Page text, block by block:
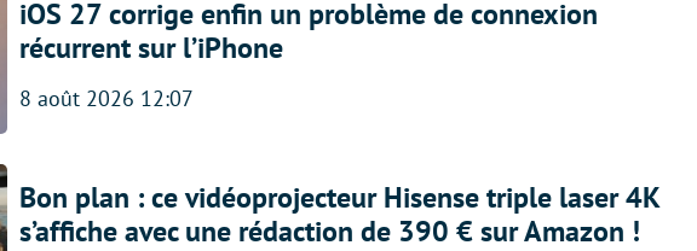
iOS 27 corrige enfin un problème de connexion
récurrent sur l’iPhone
8 août 2026 12:07
Bon plan : ce vidéoprojecteur Hisense triple laser 4K
s’affiche avec une rédaction de 390 € sur Amazon !